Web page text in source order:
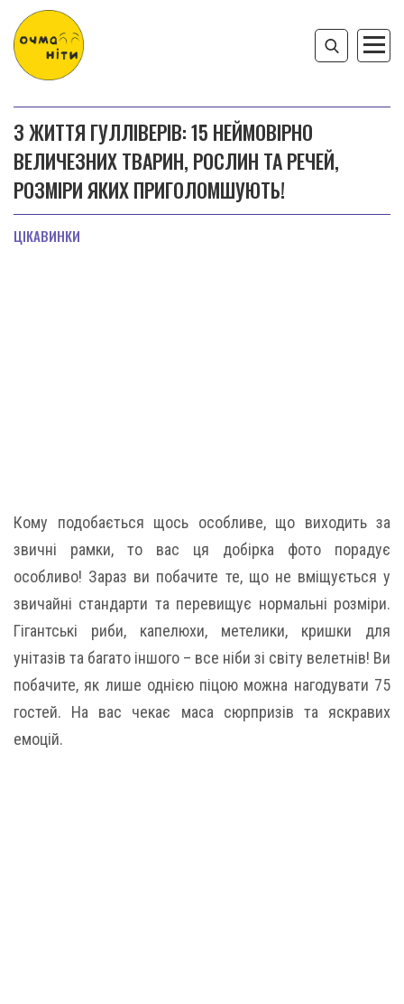
З ЖИТТЯ ГУЛЛІВЕРІВ: 15 НЕЙМОВІРНО
ВЕЛИЧЕЗНИХ ТВАРИН, РОСЛИН ТА РЕЧЕЙ,
РОЗМІРИ ЯКИХ ПРИГОЛОМШУЮТЬ!
ЦІКАВИНКИ
Кому подобається щось особливе, що виходить за
звичні рамки, то вас ця добірка фото порадує
особливо! Зараз ви побачите те, що не вміщується у
звичайні стандарти та перевищує нормальні розміри.
Гігантські риби, капелюхи, метелики, кришки для
унітазів та багато іншого – все ніби зі світу велетнів! Ви
побачите, як лише однією піцою можна нагодувати 75
гостей. На вас чекає маса сюрпризів та яскравих
емоцій.